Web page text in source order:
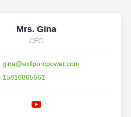
Mrs. Gina
CEO
gina@exliporcpower.com
15816865561